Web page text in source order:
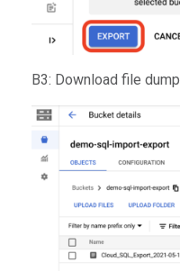
B3: Download file dump